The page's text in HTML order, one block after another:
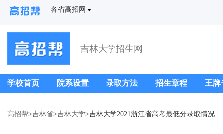
各省高招网
吉林大学招生网
学校首页 院系设置 录取方法 招生章程 王牌
高招帮>吉林省>吉林大学>吉林大学2021浙江省高考最低分录取情况